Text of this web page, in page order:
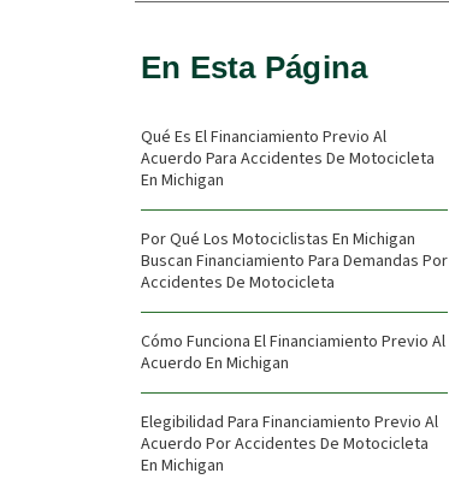
En Esta Página
Qué Es El Financiamiento Previo Al
Acuerdo Para Accidentes De Motocicleta
En Michigan
Por Qué Los Motociclistas En Michigan
Buscan Financiamiento Para Demandas Por
Accidentes De Motocicleta
Cómo Funciona El Financiamiento Previo Al
Acuerdo En Michigan
Elegibilidad Para Financiamiento Previo Al
Acuerdo Por Accidentes De Motocicleta
En Michigan